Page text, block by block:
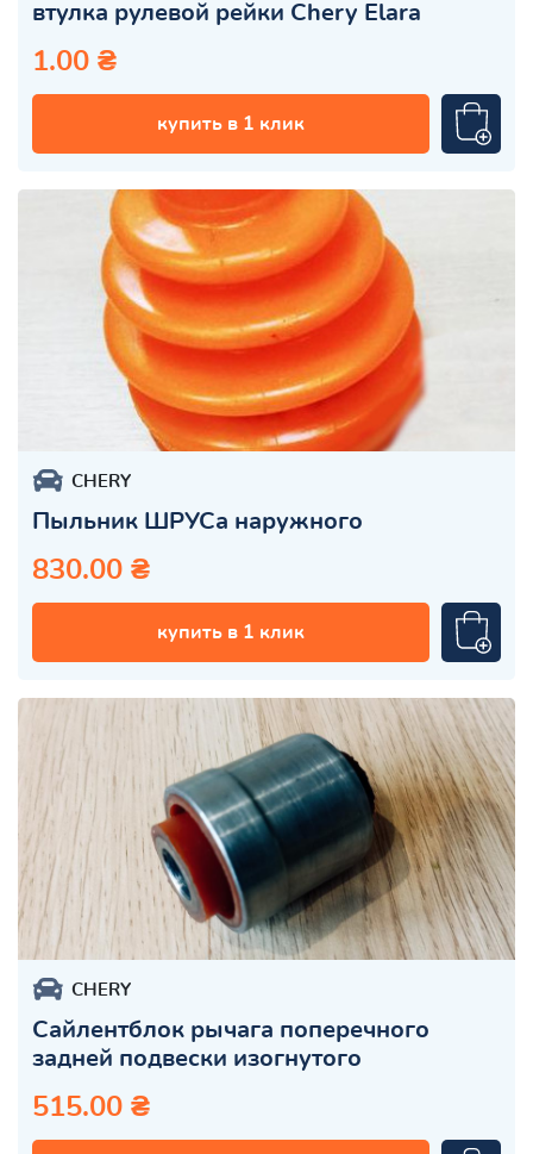
втулка рулевой рейки Chery Elara
1.00 ₴
купить в 1 клик
CHERY
Пыльник ШРУСа наружного
830.00 ₴
купить в 1 клик
CHERY
Сайлентблок рычага поперечного
задней подвески изогнутого
515.00 ₴